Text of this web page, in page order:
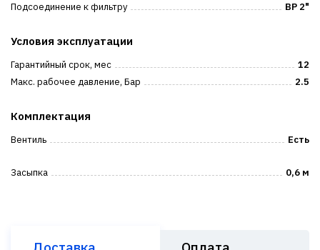
Подсоединение к фильтру
ВР 2"
Условия эксплуатации
Гарантийный срок, мес
12
Макс. рабочее давление, Бар
2.5
Комплектация
Вентиль Есть
Засыпка 0,6 м